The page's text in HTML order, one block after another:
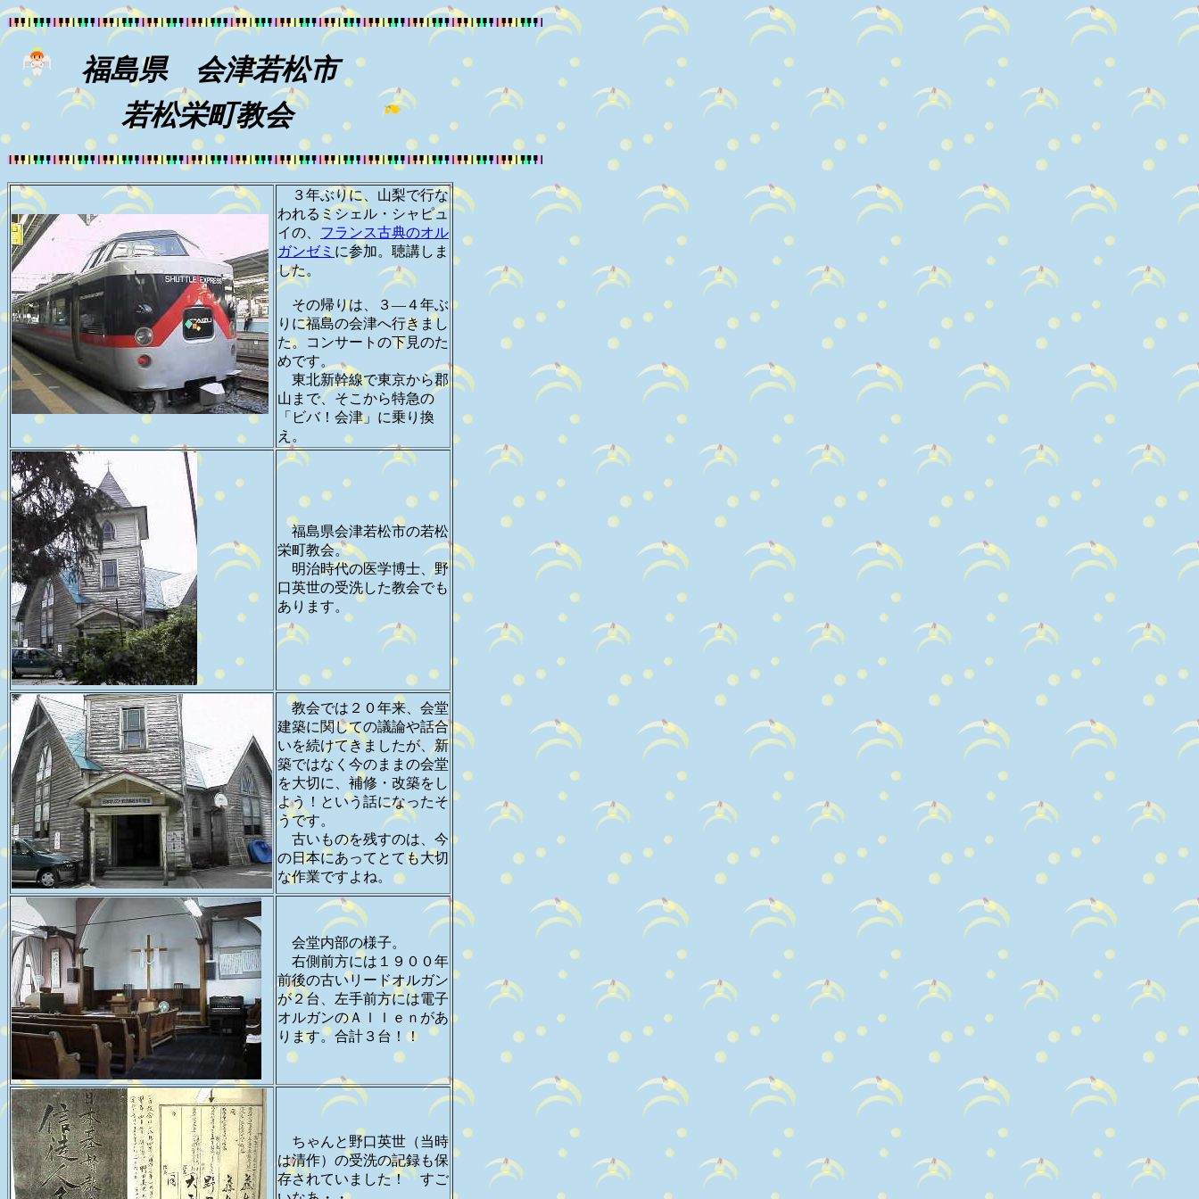
福島県 会津若松市
若松栄町教会
３年ぶりに、山梨で行な
われるミシェル・シャピュ
イの、 フランス古典のオル
ガンゼミ に参加。聴講しま
した。
その帰りは、３―４年ぶ
りに福島の会津へ行きまし
た。コンサートの下見のた
めです。
東北新幹線で東京から郡
山まで、そこから特急の
「ビバ！会津」に乗り換
え。
福島県会津若松市の若松
栄町教会。
明治時代の医学博士、野
口英世の受洗した教会でも
あります。
教会では２０年来、会堂
建築に関しての議論や話合
いを続けてきましたが、新
築ではなく今のままの会堂
を大切に、補修・改築をし
よう！という話になったそ
うです。
古いものを残すのは、今
の日本にあってとても大切
な作業ですよね。
会堂内部の様子。
右側前方には１９００年
前後の古いリードオルガン
が２台、左手前方には電子
オルガンのＡｌｌｅｎがあ
ります。合計３台！！
ちゃんと野口英世（当時
は清作）の受洗の記録も保
存されていました！ すご